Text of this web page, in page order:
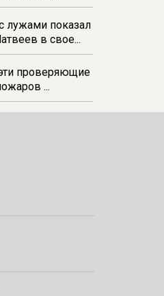
лужами показал
в свое...
проверяющие
...